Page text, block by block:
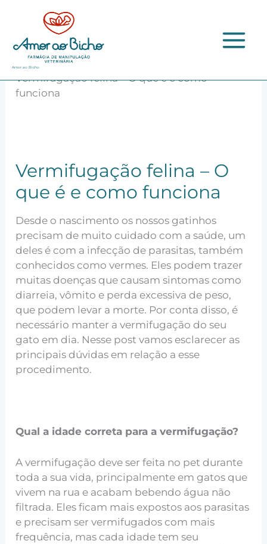
conteúdo
Amor ao Bicho
Início
Pets
Vermifugação felina – O que é e como
funciona
Vermifugação felina – O
que é e como funciona
Desde o nascimento os nossos gatinhos
precisam de muito cuidado com a saúde, um
deles é com a infecção de parasitas, também
conhecidos como vermes. Eles podem trazer
muitas doenças que causam sintomas como
diarreia, vômito e perda excessiva de peso,
que podem levar a morte. Por conta disso, é
necessário manter a vermifugação do seu
gato em dia. Nesse post vamos esclarecer as
principais dúvidas em relação a esse
procedimento.
Qual a idade correta para a vermifugação?
A vermifugação deve ser feita no pet durante
toda a sua vida, principalmente em gatos que
vivem na rua e acabam bebendo água não
filtrada. Eles ficam mais expostos aos parasitas
e precisam ser vermifugados com mais
frequência, mas cada idade tem seu